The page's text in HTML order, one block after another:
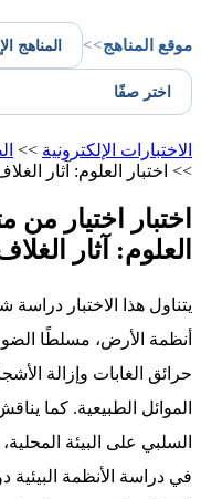
موقع المناهج>>
الاختبارات الإلكترونية >>
>> اختبار العلوم: آثار
اختبار اختيار من
العلوم: آثار
يتناول هذا الاختبار
أنظمة الأرض، مسلطًا
حرائق الغابات وإزالة
الموائل الطبيعية. كما
السلبي على البيئة
في دراسة الأنظمة البيئية